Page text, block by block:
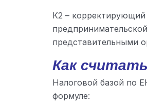
К2 – корректирующий
представительными
Как
Налоговой базой по
формуле: